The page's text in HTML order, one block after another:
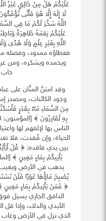
عَلَيْكُمْ هَلْ مِنْ خَالِقٍ غَيْرُ
اللَّهَ سَخَّرَ لَكُمْ مَا فِي
عَلَيْكُمْ نِعَمَهُ ظَاهِرَةً
فعطاؤه ممدود، وفضله
ويحمده ويشكره، ومن
وقد امتنَّ المنَّان على
وجود الكائنات، ومصدر
مِنَ السَّمَاءِ مَاءً بِقَدَرٍ
الناس بها لإلفهم لها
الحياة، وإن فُقدت، فلا
بين يدي فاقده: ﴿ قُلْ
يذهب في الأرض ويغيب
الدافق الجاري يسيل
الأيدي والدلاء، وإذا
الذي نزل في الأرض وغاب